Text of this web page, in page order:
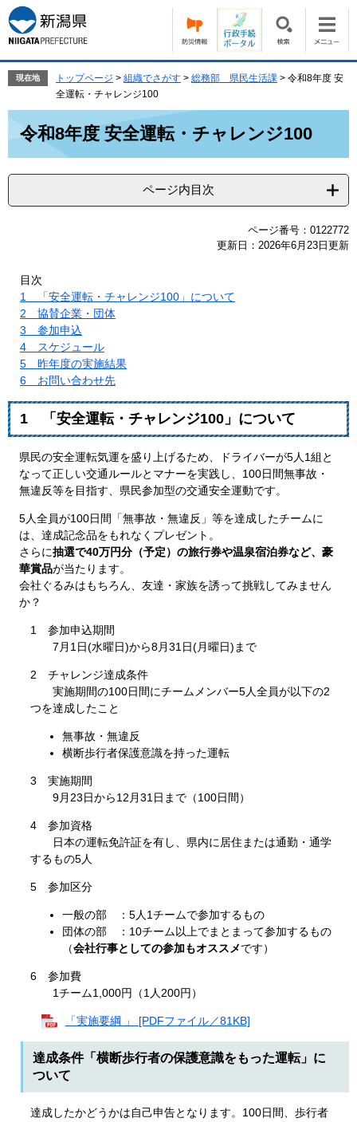
ー
ジ
の
で
ニ
ュ
ー
ば
本
文
現在地 トップページ > 組織でさがす > 総務部 県民生活課 > 令和8年度 安
全運転・チャレンジ100
令和8年度 安全運転・チャレンジ100
ページ内目次
ページ番号：0122772
更新日：2026年6月23日更新
目次
1 「安全運転・チャレンジ100」について
2 協賛企業・団体
3 参加申込
4 スケジュール
5 昨年度の実施結果
6 お問い合わせ先
1 「安全運転・チャレンジ100」について
県民の安全運転気運を盛り上げるため、ドライバーが5人1組と
なって正しい交通ルールとマナーを実践し、100日間無事故・
無違反等を目指す、県民参加型の交通安全運動です。
5人全員が100日間「無事故・無違反」等を達成したチームに
は、達成記念品をもれなくプレゼント。
さらに抽選で40万円分（予定）の旅行券や温泉宿泊券など、豪
華賞品が当たります。
会社ぐるみはもちろん、友達・家族を誘って挑戦してみません
か？
​1 参加申込期間
7月1日(水曜日)から8月31日(月曜日)まで
2 チャレンジ達成条件
実施期間の100日間にチームメンバー5人全員が以下の2
つを達成したこと
無事故・無違反
横断歩行者保護意識を持った運転
3 実施期間
9月23日から12月31日まで（100日間）
4 参加資格
日本の運転免許証を有し、県内に居住または通勤・通学
するもの5人
5 参加区分
一般の部 ：5人1チームで参加するもの
団体の部 ：10チーム以上でまとまって参加するもの
（会社行事としての参加もオススメです）
6 参加費
1チーム1,000円（1人200円）
「実施要綱 」 [PDFファイル／81KB]
達成条件「横断歩行者の保護意識をもった運転」に
ついて
達成したかどうかは自己申告となります。100日間、歩行者